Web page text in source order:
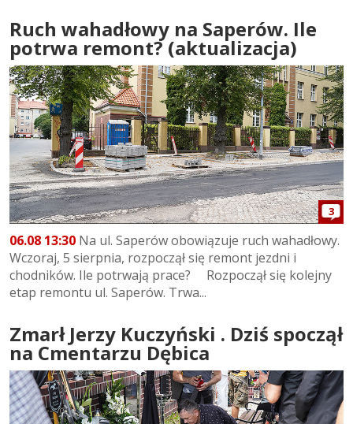
Ruch wahadłowy na Saperów. Ile
potrwa remont? (aktualizacja)
3
06.08 13:30 Na ul. Saperów obowiązuje ruch wahadłowy.
Wczoraj, 5 sierpnia, rozpoczął się remont jezdni i
chodników. Ile potrwają prace? Rozpoczął się kolejny
etap remontu ul. Saperów. Trwa...
Zmarł Jerzy Kuczyński . Dziś spoczął
na Cmentarzu Dębica